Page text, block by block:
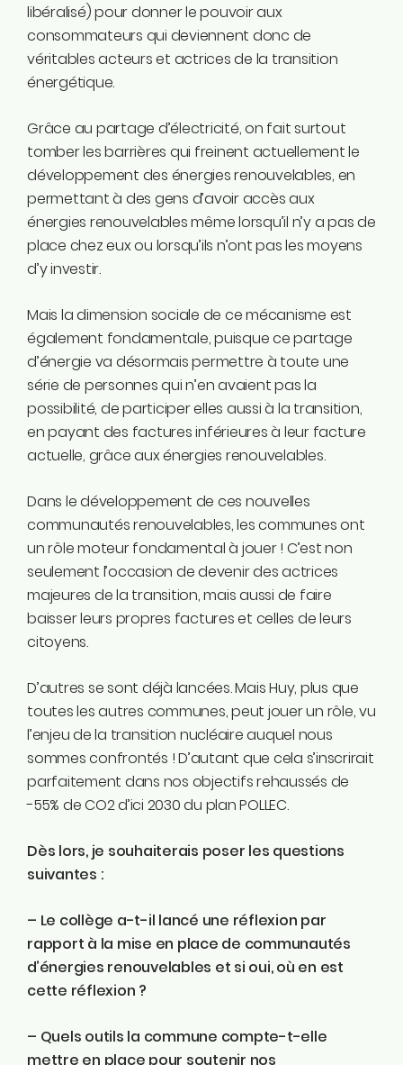
libéralisé) pour donner le pouvoir aux
consommateurs qui deviennent donc de
véritables acteurs et actrices de la transition
énergétique.
Grâce au partage d’électricité, on fait surtout
tomber les barrières qui freinent actuellement le
développement des énergies renouvelables, en
permettant à des gens d’avoir accès aux
énergies renouvelables même lorsqu’il n’y a pas de
place chez eux ou lorsqu’ils n’ont pas les moyens
d’y investir.
Mais la dimension sociale de ce mécanisme est
également fondamentale, puisque ce partage
d’énergie va désormais permettre à toute une
série de personnes qui n’en avaient pas la
possibilité, de participer elles aussi à la transition,
en payant des factures inférieures à leur facture
actuelle, grâce aux énergies renouvelables.
Dans le développement de ces nouvelles
communautés renouvelables, les communes ont
un rôle moteur fondamental à jouer ! C’est non
seulement l’occasion de devenir des actrices
majeures de la transition, mais aussi de faire
baisser leurs propres factures et celles de leurs
citoyens.
D’autres se sont déjà lancées. Mais Huy, plus que
toutes les autres communes, peut jouer un rôle, vu
l’enjeu de la transition nucléaire auquel nous
sommes confrontés ! D’autant que cela s’inscrirait
parfaitement dans nos objectifs rehaussés de
-55% de CO2 d’ici 2030 du plan POLLEC.
Dès lors, je souhaiterais poser les questions
suivantes :
– Le collège a-t-il lancé une réflexion par
rapport à la mise en place de communautés
d’énergies renouvelables et si oui, où en est
cette réflexion ?
– Quels outils la commune compte-t-elle
mettre en place pour soutenir nos